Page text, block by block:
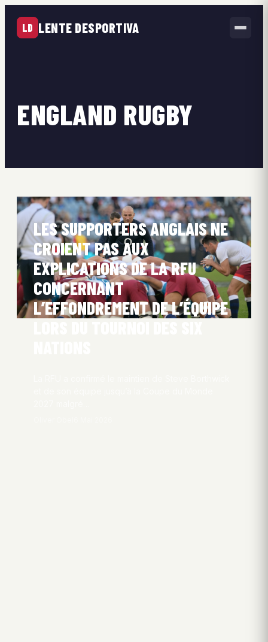
LD LENTE DESPORTIVA
ENGLAND RUGBY
LES SUPPORTERS ANGLAIS NE
CROIENT PAS AUX
EXPLICATIONS DE LA RFU
CONCERNANT
L’EFFONDREMENT DE L’ÉQUIPE